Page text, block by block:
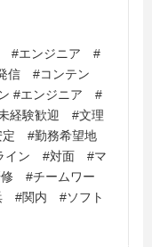
#エンジニア #
信 #コンテン
#エンジニア #
験歓迎 #文理
#勤務希望地
イン #対面 #マ
#チームワー
関内 #ソフト